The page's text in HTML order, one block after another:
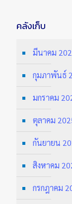
คลังเก็บ
มีนาคม
กุมภาพันธ์
มกราคม
ตุลาคม
กันยายน
สิงหาคม
กรกฎาคม